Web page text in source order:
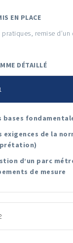
EN PLACE
pratiques, remise
DÉTAILLÉ
bases
exigences de la
d’un parc
de mesure